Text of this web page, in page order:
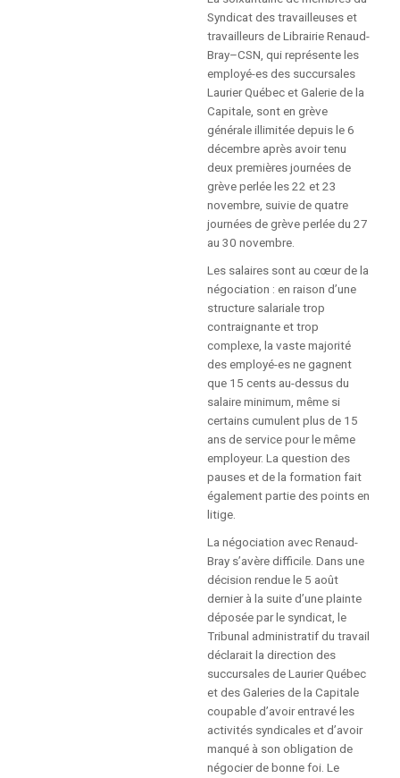
Syndicat des travailleuses et
travailleurs de Librairie Renaud-
Bray–CSN, qui représente les
employé-es des succursales
Laurier Québec et Galerie de la
Capitale, sont en grève
générale illimitée depuis le 6
décembre après avoir tenu
deux premières journées de
grève perlée les 22 et 23
novembre, suivie de quatre
journées de grève perlée du 27
au 30 novembre.
Les salaires sont au cœur de la
négociation : en raison d’une
structure salariale trop
contraignante et trop
complexe, la vaste majorité
des employé-es ne gagnent
que 15 cents au-dessus du
salaire minimum, même si
certains cumulent plus de 15
ans de service pour le même
employeur. La question des
pauses et de la formation fait
également partie des points en
litige.
La négociation avec Renaud-
Bray s’avère difficile. Dans une
décision rendue le 5 août
dernier à la suite d’une plainte
déposée par le syndicat, le
Tribunal administratif du travail
déclarait la direction des
succursales de Laurier Québec
et des Galeries de la Capitale
coupable d’avoir entravé les
activités syndicales et d’avoir
manqué à son obligation de
négocier de bonne foi. Le
FORMULAIRE
D’INSCRIPTION
INSTANCES
À PROPOS DES INSTANCES
COMITÉ EXÉCUTIF
CONSEIL SYNDICAL
POLITIQUE D’AIDE
PUBLICATIONS
JOURNAL LE RÉFLEXE
AFFICHES DU CCQCA
COMITÉ DE RELATIONS
INTERCULTURELLES ET
RACISME SYSTÉMIQUE
DOCUMENTS DU
SE SYNDIQUER
VOUS DÉSIREZ VOUS
SYNDIQUER?
UN SYNDICAT POUR SE